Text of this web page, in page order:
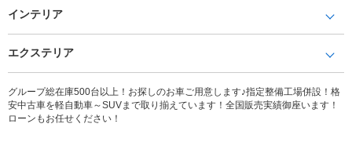
インテリア
エクステリア
グループ総在庫500台以上！お探しのお車ご用意します♪指定整備工場併設！格
安中古車を軽自動車～SUVまで取り揃えています！全国販売実績御座います！
ローンもお任せください！